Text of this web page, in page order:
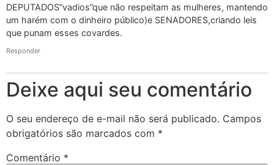
DEPUTADOS”vadios”que não respeitam as mulheres, mantendo
um harém com o dinheiro público)e SENADORES,criando leis
que punam esses covardes.
Responder
Deixe aqui seu comentário
O seu endereço de e-mail não será publicado. Campos
obrigatórios são marcados com *
Comentário *